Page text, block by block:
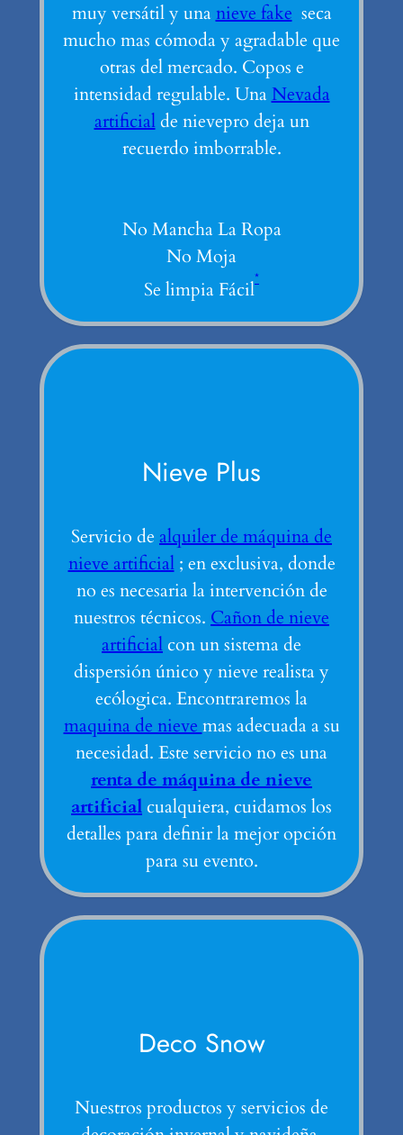
muy versátil y una nieve fake seca
mucho mas cómoda y agradable que
otras del mercado. Copos e
intensidad regulable. Una Nevada
artificialde nievepro deja un
recuerdo imborrable.
No Mancha La Ropa
No Moja
Se limpia Fácil*
Nieve Plus
Servicio de alquiler de máquina de
nieve artificial; en exclusiva, donde
no es necesaria la intervención de
nuestros técnicos. Cañon de nieve
artificialcon un sistema de
dispersión único y nieve realista y
ecólogica. Encontraremos la
maquina de nieve mas adecuada a su
necesidad. Este servicio no es una
renta de máquina de nieve
artificialcualquiera, cuidamos los
detalles para definir la mejor opción
para su evento.
Deco Snow
Nuestros productos y servicios de